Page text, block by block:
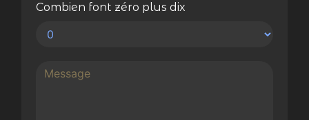
Combien font zéro plus dix